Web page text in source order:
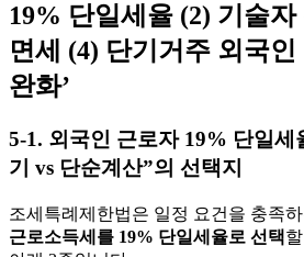
19% 단일세율 (2) 기술
면세 (4) 단기거주 외국인
완화’
5-1. 외국인 근로자 19% 단일
기 vs 단순계산”의 선택지
조세특례제한법은 일정 요건을 충족
근로소득세를 19% 단일세율로 선택